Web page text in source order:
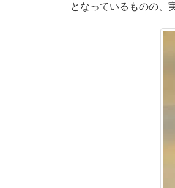
となっているものの、